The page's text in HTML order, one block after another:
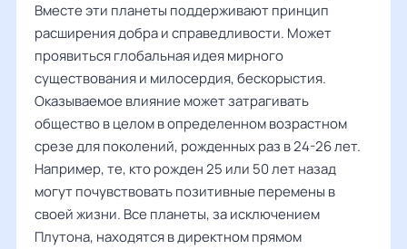
Вместе эти планеты поддерживают принцип
расширения добра и справедливости. Может
проявиться глобальная идея мирного
существования и милосердия, бескорыстия.
Оказываемое влияние может затрагивать
общество в целом в определенном возрастном
срезе для поколений, рожденных раз в 24-26 лет.
Например, те, кто рожден 25 или 50 лет назад
могут почувствовать позитивные перемены в
своей жизни. Все планеты, за исключением
Плутона, находятся в директном прямом